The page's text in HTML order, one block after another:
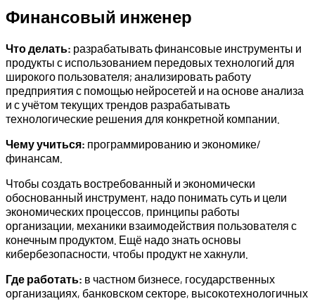
Финансовый инженер
Что делать: разрабатывать финансовые инструменты и
продукты с использованием передовых технологий для
широкого пользователя; анализировать работу
предприятия с помощью нейросетей и на основе анализа
и с учётом текущих трендов разрабатывать
технологические решения для конкретной компании.
Чему учиться: программированию и экономике/
финансам.
Чтобы создать востребованный и экономически
обоснованный инструмент, надо понимать суть и цели
экономических процессов, принципы работы
организации, механики взаимодействия пользователя с
конечным продуктом. Ещё надо знать основы
кибербезопасности, чтобы продукт не хакнули.
Где работать: в частном бизнесе, государственных
организациях, банковском секторе, высокотехнологичных